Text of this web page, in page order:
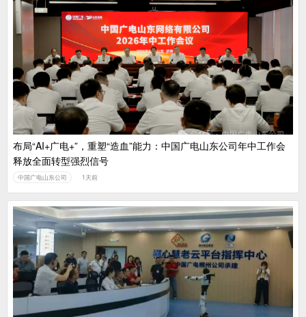
布局“AI+广电+”，重塑“造血”能力：中国广电山东公司年中工作会
释放全面转型强烈信号
中国广电山东公司 1天前